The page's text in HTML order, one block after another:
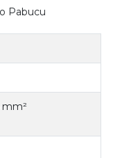
Pabucu
mm²